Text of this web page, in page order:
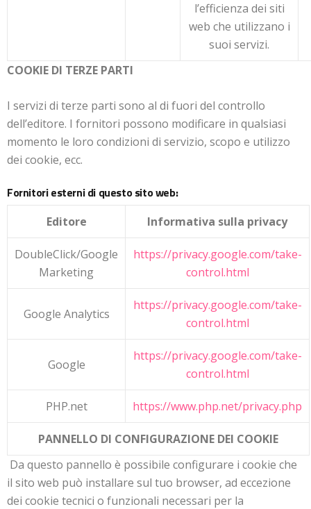
l’efficienza dei siti
web che utilizzano i
suoi servizi.
COOKIE DI TERZE PARTI
I servizi di terze parti sono al di fuori del controllo
dell’editore. I fornitori possono modificare in qualsiasi
momento le loro condizioni di servizio, scopo e utilizzo
dei cookie, ecc.
Fornitori esterni di questo sito web:
Editore Informativa sulla privacy
DoubleClick/Google
Marketing
https://privacy.google.com/take-
control.html
Google Analytics
https://privacy.google.com/take-
control.html
Google
https://privacy.google.com/take-
control.html
PHP.net https://www.php.net/privacy.php
PANNELLO DI CONFIGURAZIONE DEI COOKIE
Da questo pannello è possibile configurare i cookie che
il sito web può installare sul tuo browser, ad eccezione
dei cookie tecnici o funzionali necessari per la